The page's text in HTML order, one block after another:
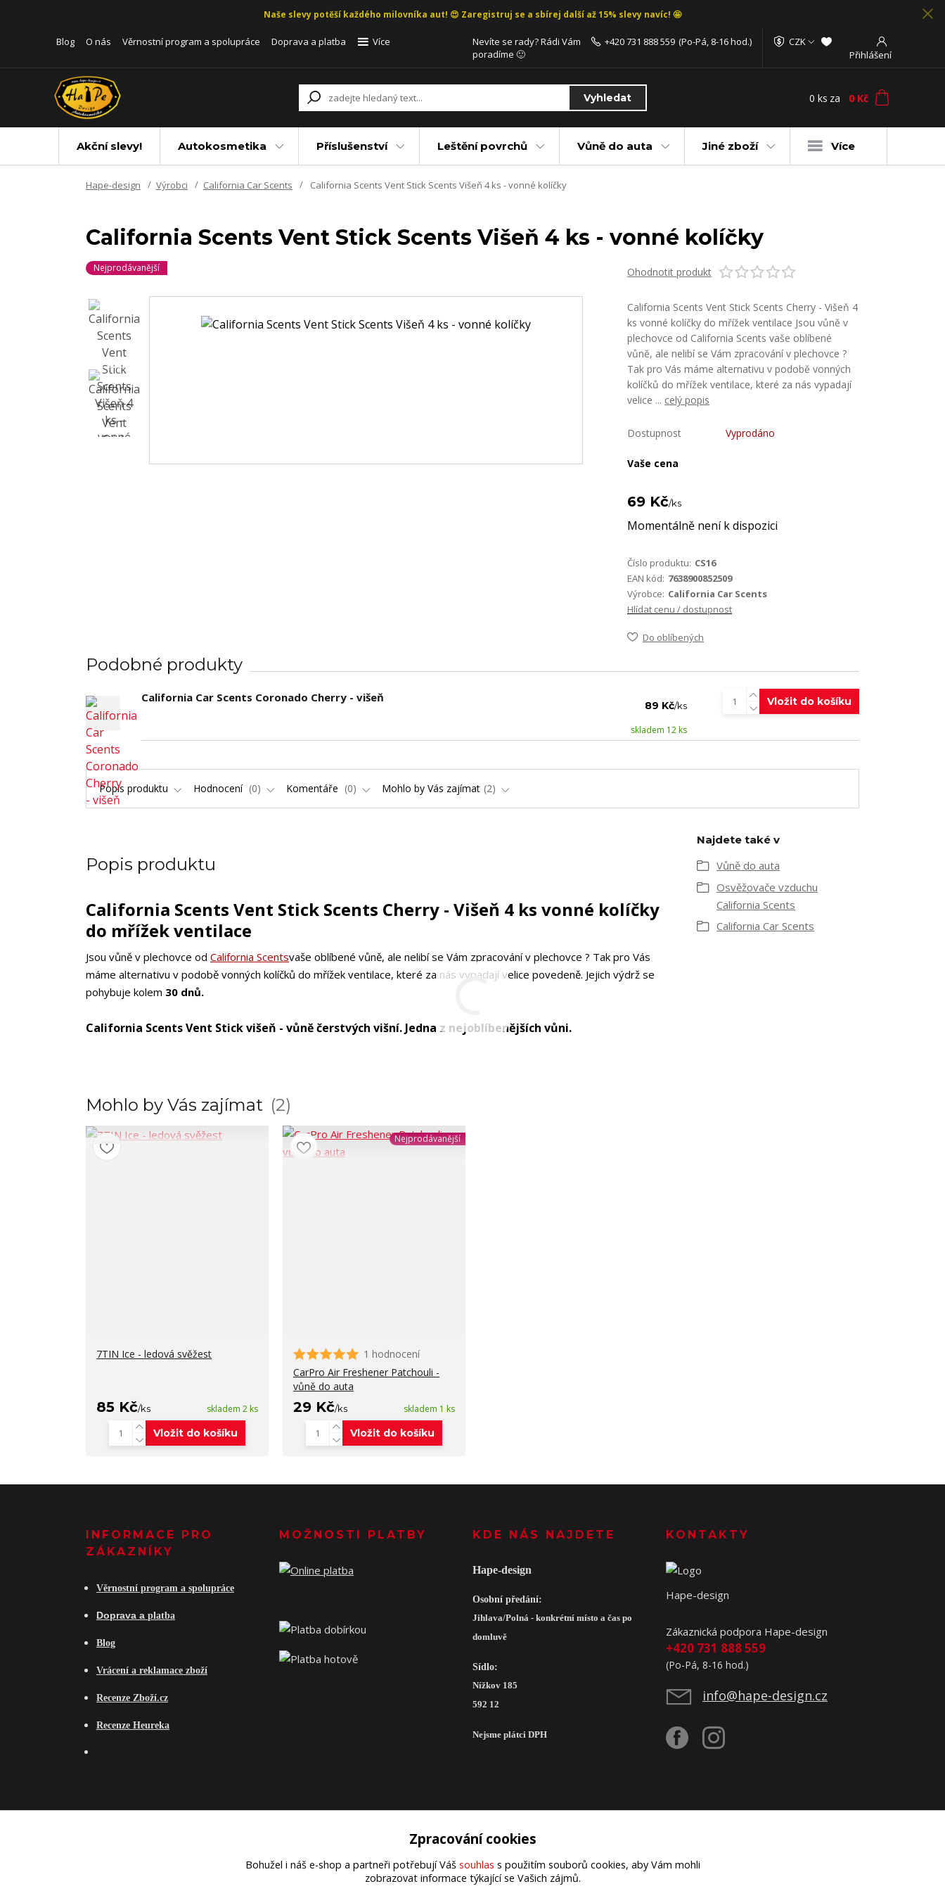
Naše slevy potěší každého milovníka aut! 😍 Zaregistruj se a sbírej další až 15% slevy navíc! 🤩
Blog O nás Věrnostní program a spolupráce Doprava a platba Více
CZK
Přihlášení
Vyhledat
Nevíte se rady? Rádi Vám
poradíme 🙂
+420 731 888 559 (Po-Pá, 8-16 hod.)
0 ks za 0 Kč
Akční slevy! Autokosmetika Příslušenství Leštění povrchů Vůně do auta Jiné zboží Více
Hape-design Výrobci California Car Scents California Scents Vent Stick Scents Višeň 4 ks - vonné kolíčky
California Scents Vent Stick Scents Višeň 4 ks - vonné kolíčky
Nejprodávanější Ohodnotit produkt
California Scents Vent Stick Scents Cherry - Višeň 4
ks vonné kolíčky do mřížek ventilace Jsou vůně v
plechovce od California Scents vaše oblíbené
vůně, ale nelibí se Vám zpracování v plechovce ?
Tak pro Vás máme alternativu v podobě vonných
kolíčků do mřížek ventilace, které za nás vypadají
velice ... celý popis
Dostupnost Vyprodáno
Vaše cena
69 Kč/ks
Momentálně není k dispozici
Číslo produktu: CS16
EAN kód: 7638900852509
Výrobce: California Car Scents
Hlídat cenu / dostupnost
Do oblíbených
Podobné produkty
California Car Scents Coronado Cherry - višeň
89 Kč/ks
skladem 12 ks
Vložit do košíku
Popis produktu Hodnocení 0 Komentáře 0 Mohlo by Vás zajímat 2
Popis produktu
California Scents Vent Stick Scents Cherry - Višeň 4 ks vonné kolíčky
do mřížek ventilace
Jsou vůně v plechovce od California Scentsvaše oblíbené vůně, ale nelibí se Vám zpracování v plechovce ? Tak pro Vás
máme alternativu v podobě vonných kolíčků do mřížek ventilace, které za nás vypadají velice povedeně. Jejich výdrž se
pohybuje kolem 30 dnů.
California Scents Vent Stick višeň - vůně čerstvých višní. Jedna z nejoblíbenějších vůni.
Najdete také v
Vůně do auta
Osvěžovače vzduchu
California Scents
California Car Scents
Mohlo by Vás zajímat 2
7TIN Ice - ledová svěžest
85 Kč/ks skladem 2 ks
Vložit do košíku
Nejprodávanější
1 hodnocení
CarPro Air Freshener Patchouli -
vůně do auta
29 Kč/ks skladem 1 ks
Vložit do košíku
INFORMACE PRO
ZÁKAZNÍKY
Věrnostní program a spolupráce
Doprava a platba
Blog
Vrácení a reklamace zboží
Recenze Zboží.cz
Recenze Heureka
MOŽNOSTI PLATBY KDE NÁS NAJDETE
Hape-design
Osobní předání:
Jihlava/Polná - konkrétní místo a čas po
domluvě
Sídlo:
Nížkov 185
592 12
Nejsme plátci DPH
KONTAKTY
Hape-design
Zákaznická podpora Hape-design
+420 731 888 559
(Po-Pá, 8-16 hod.)
info@hape-design.cz
Upravit sběr cookies.
Zpracování cookies
Bohužel i náš e-shop a partneři potřebují Váš souhlas s použitím souborů cookies, aby Vám mohli
zobrazovat informace týkající se Vašich zájmů.